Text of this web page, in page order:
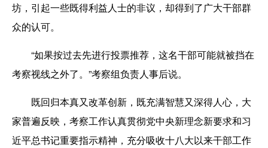
坊，引起一些既得利益人士的非议，却得到了广大干部群
众的认可。
“如果按过去先进行投票推荐，这名干部可能就被挡在
考察视线之外了。”考察组负责人事后说。
既回归本真又改革创新，既充满智慧又深得人心，大
家普遍反映，考察工作认真贯彻党中央新理念新要求和习
近平总书记重要指示精神，充分吸收十八大以来干部工作